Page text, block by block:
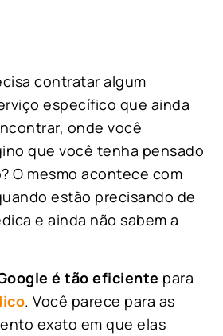
contratar algum
específico que ainda
onde você
que você tenha pensado
O mesmo acontece com
estão precisando de
e ainda não sabem a
é tão eficiente para
. Você parece para as
exato em que elas